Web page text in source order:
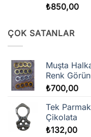
₺850,00
ÇOK SATANLAR
Muşta
Renk
₺700,00
Tek
Çikolata
₺132,00